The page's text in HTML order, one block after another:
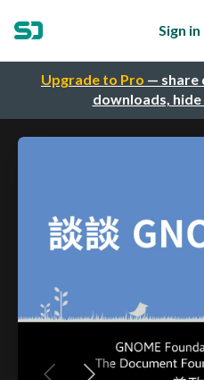
Upgrade to Pro — share
downloads,
Sign in